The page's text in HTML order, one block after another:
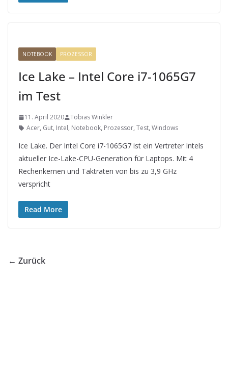
NOTEBOOK PROZESSOR
Ice Lake – Intel Core i7-1065G7
im Test
11. April 2020
Tobias Winkler
Acer, Gut, Intel, Notebook, Prozessor, Test, Windows
Ice Lake. Der Intel Core i7-1065G7 ist ein Vertreter Intels
aktueller Ice-Lake-CPU-Generation für Laptops. Mit 4
Rechenkernen und Taktraten von bis zu 3,9 GHz
verspricht
Read More
← Zurück